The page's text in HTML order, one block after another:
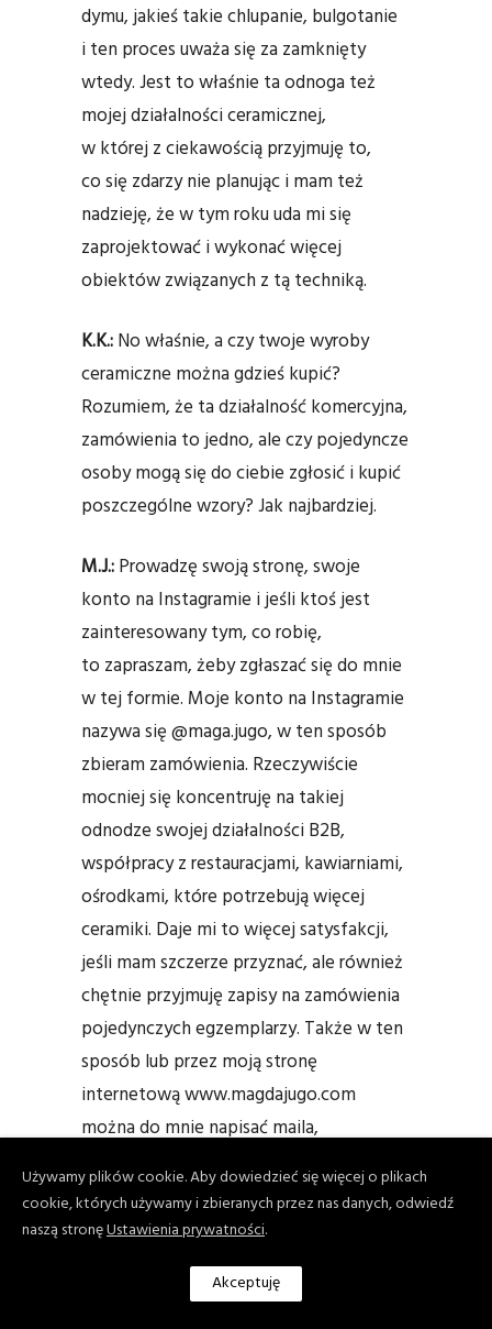
dymu, jakieś takie chlupanie, bulgotanie
i ten proces uważa się za zamknięty
wtedy. Jest to właśnie ta odnoga też
mojej działalności ceramicznej,
w której z ciekawością przyjmuję to,
co się zdarzy nie planując i mam też
nadzieję, że w tym roku uda mi się
zaprojektować i wykonać więcej
obiektów związanych z tą techniką.
K.K.:No właśnie, a czy twoje wyroby
ceramiczne można gdzieś kupić?
Rozumiem, że ta działalność komercyjna,
zamówienia to jedno, ale czy pojedyncze
osoby mogą się do ciebie zgłosić i kupić
poszczególne wzory? Jak najbardziej.
M.J.:Prowadzę swoją stronę, swoje
konto na Instagramie i jeśli ktoś jest
zainteresowany tym, co robię,
to zapraszam, żeby zgłaszać się do mnie
w tej formie. Moje konto na Instagramie
nazywa się @maga.jugo, w ten sposób
zbieram zamówienia. Rzeczywiście
mocniej się koncentruję na takiej
odnodze swojej działalności B2B,
współpracy z restauracjami, kawiarniami,
ośrodkami, które potrzebują więcej
ceramiki. Daje mi to więcej satysfakcji,
jeśli mam szczerze przyznać, ale również
chętnie przyjmuję zapisy na zamówienia
pojedynczych egzemplarzy. Także w ten
sposób lub przez moją stronę
internetową www.magdajugo.com
można do mnie napisać maila,
Również moje obiekty można kupić
w Domu Kultury Ferment w Warszawie
na warszawskiej Sadybie, a także
na przykład na stronie internetowej kawy
Używamy plików cookie. Aby dowiedzieć się więcej o plikach
cookie, których używamy i zbieranych przez nas danych, odwiedź
naszą stronęUstawienia prywatności.
Akceptuję